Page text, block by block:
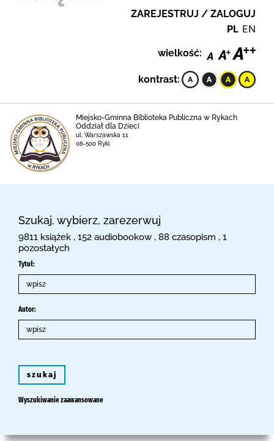
ZAREJESTRUJ / ZALOGUJ
PL EN
wielkość:
kontrast:
Miejsko-Gminna Biblioteka Publiczna w Rykach
Oddział dla Dzieci
ul. Warszawska 11
08-500 Ryki
Szukaj, wybierz, zarezerwuj
9811 książek , 152 audiobookow , 88 czasopism , 1
pozostałych
Tytuł:
Autor:
szukaj
Wyszukiwanie zaawansowane